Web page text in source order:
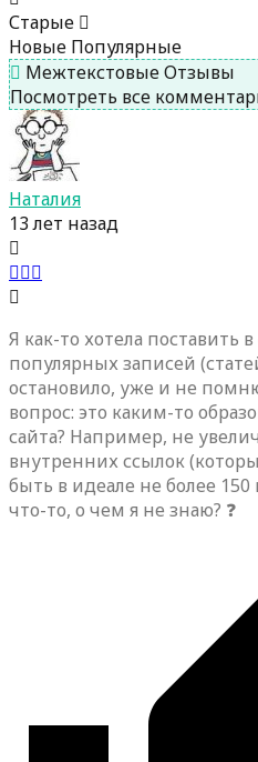
Старые
Новые Популярные
Межтекстовые Отзывы
Посмотреть все
Наталия
13 лет назад
Я как-то хотела поставить
популярных записей
остановило, уже и не
вопрос: это каким-то
сайта? Например, не
внутренних ссылок
быть в идеале не более
что-то, о чем я не знаю? ❓